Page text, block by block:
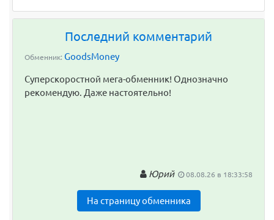
Последний комментарий
Обменник: GoodsMoney
Суперскоростной мега-обменник! Однозначно
рекомендую. Даже настоятельно!
Юрий 08.08.26 в 18:33:58
На страницу обменника